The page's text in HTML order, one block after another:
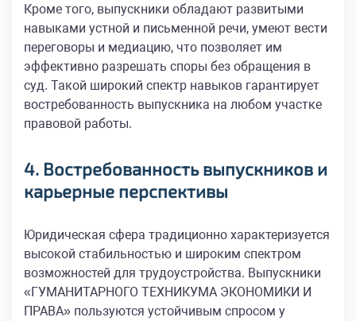
Кроме того, выпускники обладают развитыми
навыками устной и письменной речи, умеют вести
переговоры и медиацию, что позволяет им
эффективно разрешать споры без обращения в
суд. Такой широкий спектр навыков гарантирует
востребованность выпускника на любом участке
правовой работы.
4. Востребованность выпускников и
карьерные перспективы
Юридическая сфера традиционно характеризуется
высокой стабильностью и широким спектром
возможностей для трудоустройства. Выпускники
«ГУМАНИТАРНОГО ТЕХНИКУМА ЭКОНОМИКИ И
ПРАВА» пользуются устойчивым спросом у